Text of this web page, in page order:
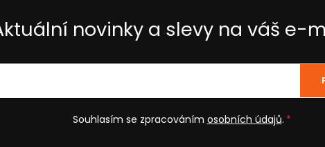
novinky a slevy na váš e-
Souhlasím se zpracováním osobních údajů.